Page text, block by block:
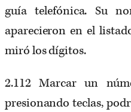
guía telefónica. Su
aparecieron en el
miró los dígitos.
2.112 Marcar un
presionando teclas,